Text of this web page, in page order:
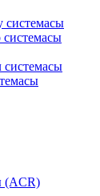
системасы
системасы
(ACR)